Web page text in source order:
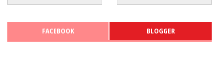
FACEBOOK BLOGGER